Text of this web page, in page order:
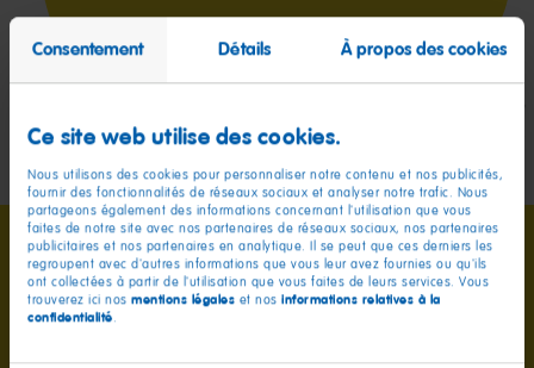
Consentement Détails À propos des cookies
Ce site web utilise des cookies.
Nous utilisons des cookies pour personnaliser notre contenu et nos publicités,
fournir des fonctionnalités de réseaux sociaux et analyser notre trafic. Nous
partageons également des informations concernant l'utilisation que vous
faites de notre site avec nos partenaires de réseaux sociaux, nos partenaires
publicitaires et nos partenaires en analytique. Il se peut que ces derniers les
regroupent avec d'autres informations que vous leur avez fournies ou qu'ils
ont collectées à partir de l'utilisation que vous faites de leurs services. Vous
trouverez ici nos mentions légales et nos informations relatives à la
confidentialité.